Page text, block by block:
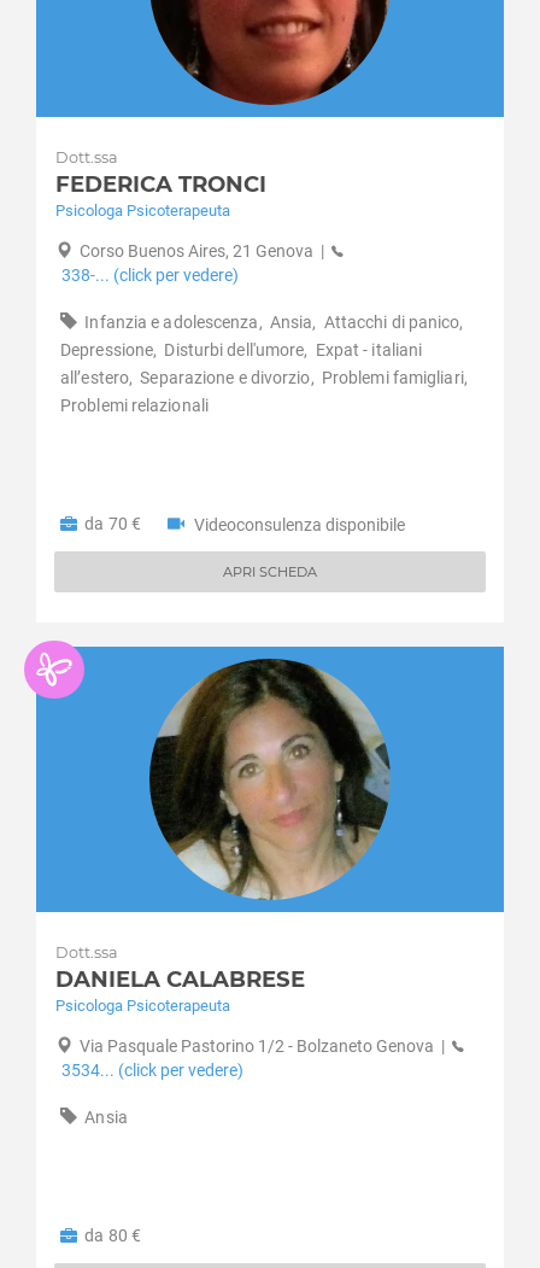
APRI SCHEDA
Dott.ssa
FEDERICA TRONCI
Psicologa Psicoterapeuta
Corso Buenos Aires, 21 Genova |
338-... (click per vedere)
Infanzia e adolescenza, Ansia, Attacchi di panico,
Depressione, Disturbi dell'umore, Expat - italiani
all’estero, Separazione e divorzio, Problemi famigliari,
Problemi relazionali
da 70 € Videoconsulenza disponibile
Dott.ssa
DANIELA CALABRESE
Psicologa Psicoterapeuta
Via Pasquale Pastorino 1/2 - Bolzaneto Genova |
3534... (click per vedere)
Ansia
da 80 €